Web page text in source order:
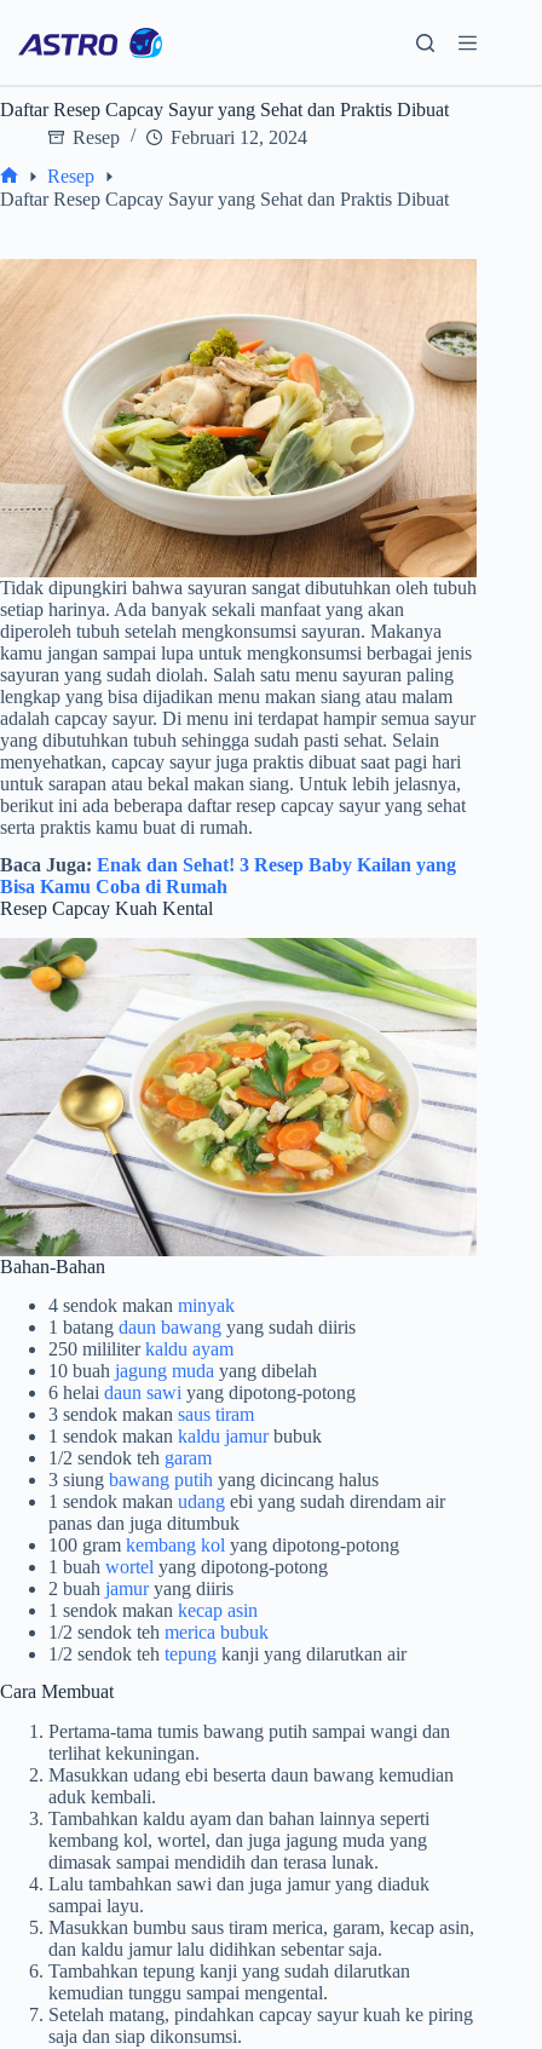
content
Daftar Resep Capcay Sayur yang Sehat dan Praktis Dibuat
Resep
Februari 12, 2024
Home
Resep
Daftar Resep Capcay Sayur yang Sehat dan Praktis Dibuat
Tidak dipungkiri bahwa sayuran sangat dibutuhkan oleh tubuh
setiap harinya. Ada banyak sekali manfaat yang akan
diperoleh tubuh setelah mengkonsumsi sayuran. Makanya
kamu jangan sampai lupa untuk mengkonsumsi berbagai jenis
sayuran yang sudah diolah. Salah satu menu sayuran paling
lengkap yang bisa dijadikan menu makan siang atau malam
adalah capcay sayur. Di menu ini terdapat hampir semua sayur
yang dibutuhkan tubuh sehingga sudah pasti sehat. Selain
menyehatkan, capcay sayur juga praktis dibuat saat pagi hari
untuk sarapan atau bekal makan siang. Untuk lebih jelasnya,
berikut ini ada beberapa daftar resep capcay sayur yang sehat
serta praktis kamu buat di rumah.
Baca Juga: Enak dan Sehat! 3 Resep Baby Kailan yang
Bisa Kamu Coba di Rumah
Resep Capcay Kuah Kental
Bahan-Bahan
4 sendok makan minyak
1 batang daun bawang yang sudah diiris
250 mililiterkaldu ayam
10 buah jagung muda yang dibelah
6 helai daun sawi yang dipotong-potong
3 sendok makan saus tiram
1 sendok makan kaldu jamurbubuk
1/2 sendok teh garam
3 siung bawang putih yang dicincang halus
1 sendok makan udang ebi yang sudah direndam air
panas dan juga ditumbuk
100 gram kembang kol yang dipotong-potong
1 buah wortel yang dipotong-potong
2 buah jamuryang diiris
1 sendok makan kecap asin
1/2 sendok teh merica bubuk
1/2 sendok teh tepung kanji yang dilarutkan air
Cara Membuat
Pertama-tama tumis bawang putih sampai wangi dan
terlihat kekuningan.
Masukkan udang ebi beserta daun bawang kemudian
aduk kembali.
Tambahkan kaldu ayam dan bahan lainnya seperti
kembang kol, wortel, dan juga jagung muda yang
dimasak sampai mendidih dan terasa lunak.
Lalu tambahkan sawi dan juga jamur yang diaduk
sampai layu.
Masukkan bumbu saus tiram merica, garam, kecap asin,
dan kaldu jamur lalu didihkan sebentar saja.
Tambahkan tepung kanji yang sudah dilarutkan
kemudian tunggu sampai mengental.
Setelah matang, pindahkan capcay sayur kuah ke piring
saja dan siap dikonsumsi.